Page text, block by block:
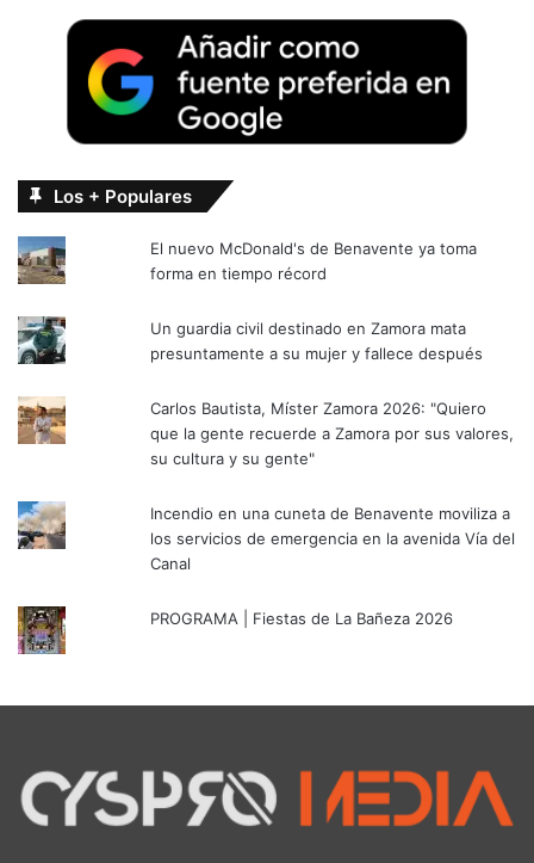
Los + Populares
El nuevo McDonald's de Benavente ya toma
forma en tiempo récord
Un guardia civil destinado en Zamora mata
presuntamente a su mujer y fallece después
Carlos Bautista, Míster Zamora 2026: "Quiero
que la gente recuerde a Zamora por sus valores,
su cultura y su gente"
Incendio en una cuneta de Benavente moviliza a
los servicios de emergencia en la avenida Vía del
Canal
PROGRAMA | Fiestas de La Bañeza 2026